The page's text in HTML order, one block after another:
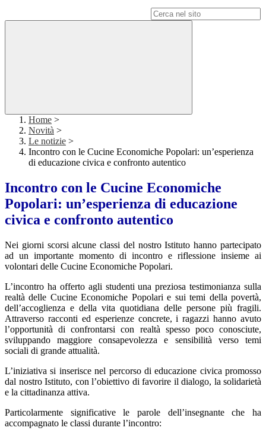
Home >
Novità >
Le notizie >
Incontro con le Cucine Economiche Popolari: un’esperienza
di educazione civica e confronto autentico
Incontro con le Cucine Economiche
Popolari: un’esperienza di educazione
civica e confronto autentico
Nei giorni scorsi alcune classi del nostro Istituto hanno partecipato
ad un importante momento di incontro e riflessione insieme ai
volontari delle Cucine Economiche Popolari.
L’incontro ha offerto agli studenti una preziosa testimonianza sulla
realtà delle Cucine Economiche Popolari e sui temi della povertà,
dell’accoglienza e della vita quotidiana delle persone più fragili.
Attraverso racconti ed esperienze concrete, i ragazzi hanno avuto
l’opportunità di confrontarsi con realtà spesso poco conosciute,
sviluppando maggiore consapevolezza e sensibilità verso temi
sociali di grande attualità.
L’iniziativa si inserisce nel percorso di educazione civica promosso
dal nostro Istituto, con l’obiettivo di favorire il dialogo, la solidarietà
e la cittadinanza attiva.
Particolarmente significative le parole dell’insegnante che ha
accompagnato le classi durante l’incontro: